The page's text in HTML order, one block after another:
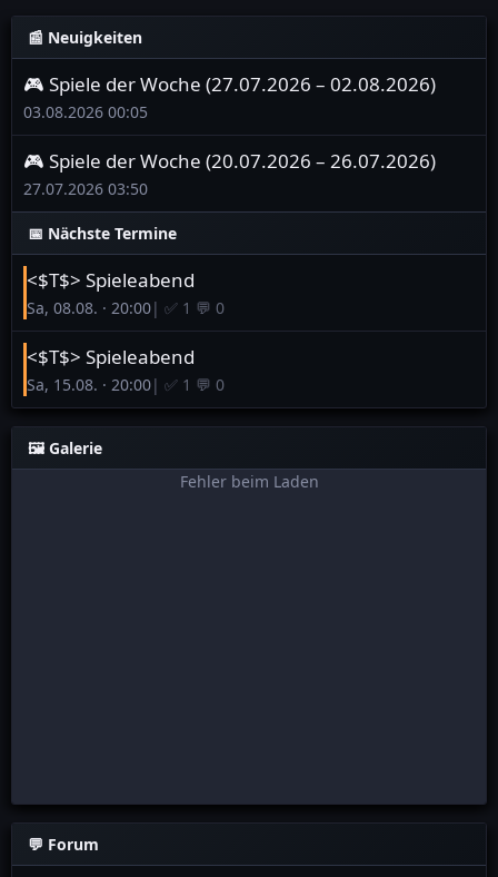
📰 Neuigkeiten
🎮 Spiele der Woche (27.07.2026 – 02.08.2026)
03.08.2026 00:05
🎮 Spiele der Woche (20.07.2026 – 26.07.2026)
27.07.2026 03:50
📅 Nächste Termine
<$T$> Spieleabend
Sa, 08.08. · 20:00| ✅ 1 💬 0
<$T$> Spieleabend
Sa, 15.08. · 20:00| ✅ 1 💬 0
🖼️ Galerie
Fehler beim Laden
💬 Forum